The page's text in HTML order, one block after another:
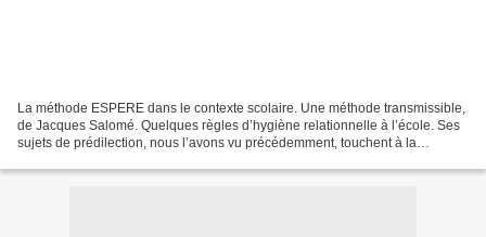
La méthode ESPERE dans le contexte scolaire. Une méthode transmissible,
de Jacques Salomé. Quelques règles d’hygiène relationnelle à l’école. Ses
sujets de prédilection, nous l’avons vu précédemment, touchent à la